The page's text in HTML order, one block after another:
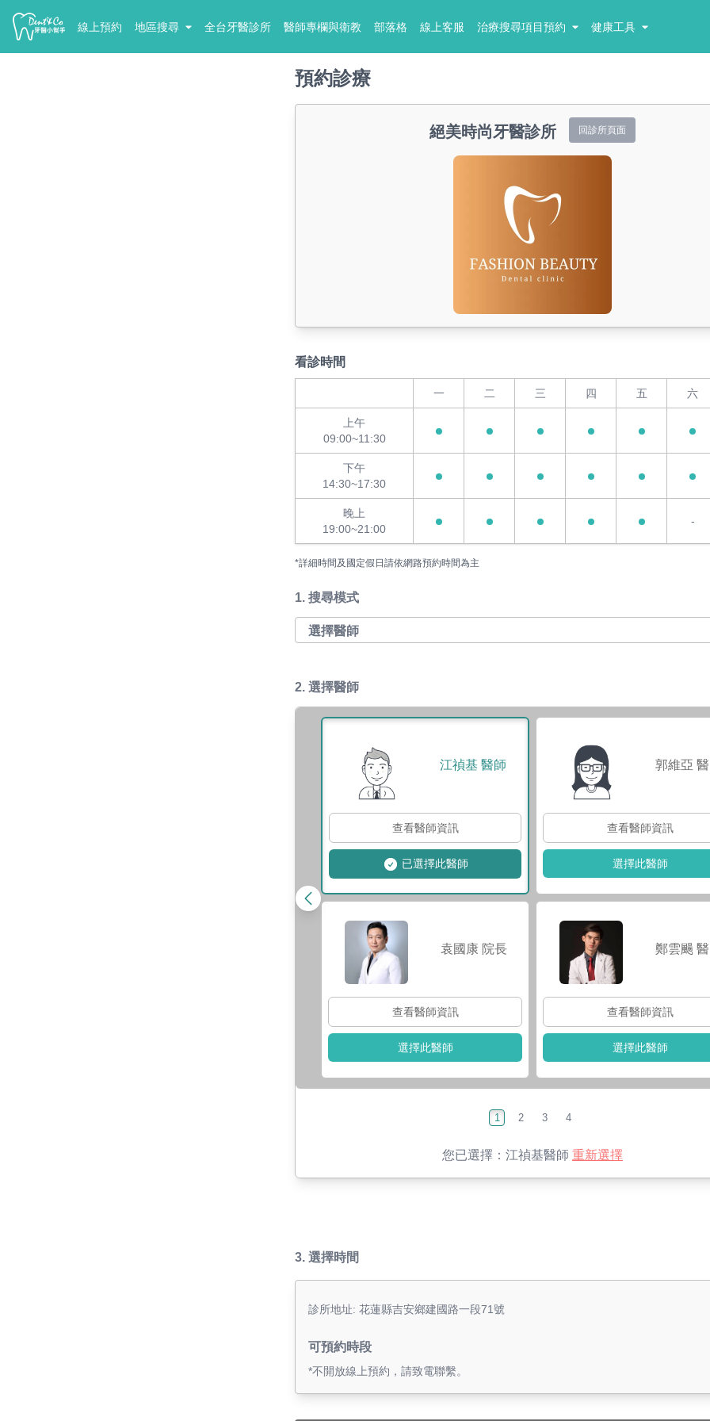
線上預約 地區搜尋 全台牙醫診所 醫師專欄與衛教 部落格 線上客服 治療搜尋項目預約 健康工具
預約診療
絕美時尚牙醫診所 回診所頁面
看診時間
一 二 三 四 五 六
上午
09:00~11:30
下午
14:30~17:30
晚上
19:00~21:00
-
*詳細時間及國定假日請依網路預約時間為主
1. 搜尋模式
2. 選擇醫師
江禎基 醫師
查看醫師資訊
已選擇此醫師
袁國康 院長
查看醫師資訊
選擇此醫師
郭維亞
查看醫師資訊
選擇此醫師
鄭雲颺
查看醫師資訊
選擇此醫師
1 2 3 4
您已選擇： 江禎基醫師 重新選擇
3. 選擇時間
診所地址: 花蓮縣吉安鄉建國路一段71號
可預約時段
*不開放線上預約，請致電聯繫。